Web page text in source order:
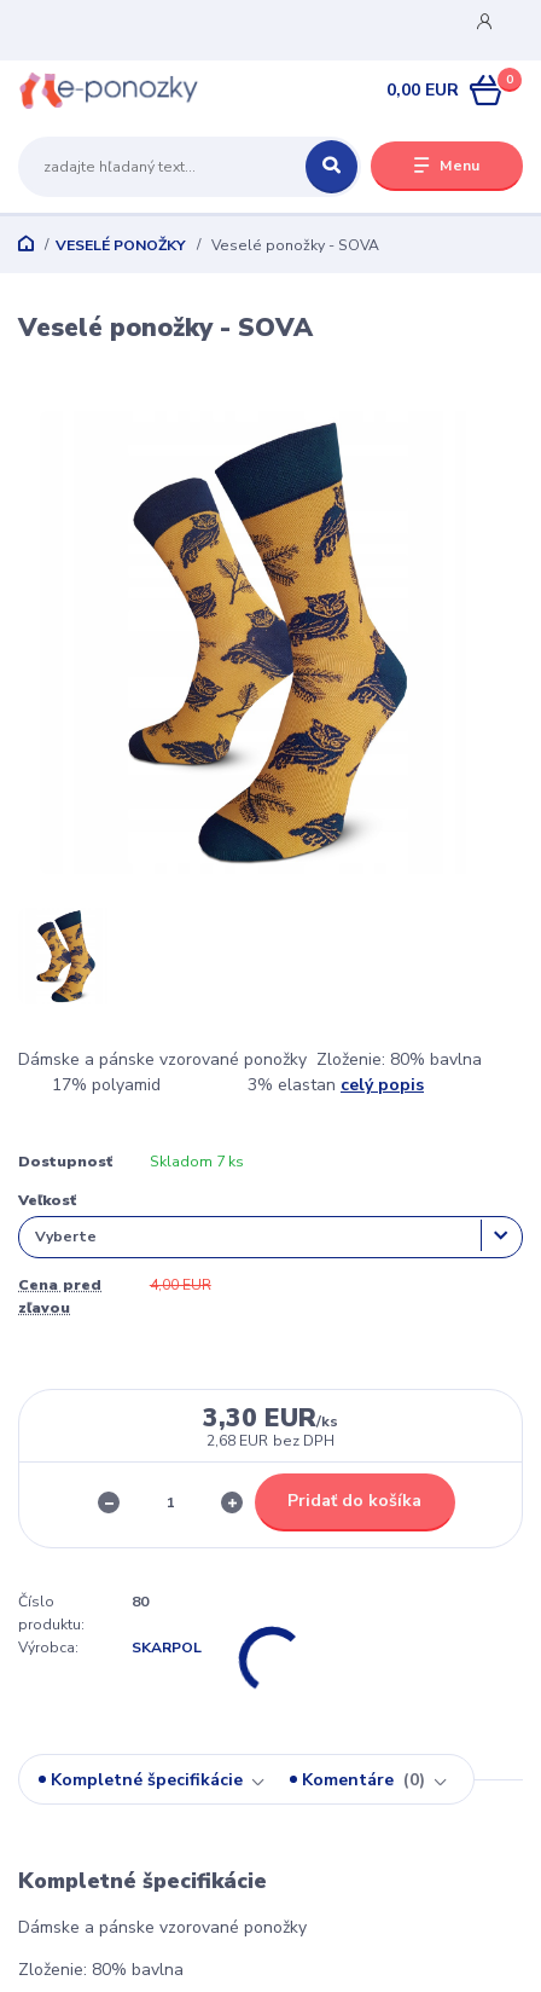
Menu
0
0,00 EUR
VESELÉ PONOŽKY Veselé ponožky - SOVA
Veselé ponožky - SOVA
Dámske a pánske vzorované ponožky Zloženie: 80% bavlna
17% polyamid 3% elastan celý popis
Dostupnosť Skladom 7 ks
Veľkosť
Cena pred
zľavou
4,00 EUR
3,30 EUR/ks
2,68 EUR bez DPH
Pridať do košíka
Číslo
produktu:
80
Výrobca: SKARPOL
Kompletné špecifikácie Komentáre 0
Kompletné špecifikácie
Dámske a pánske vzorované ponožky
Zloženie: 80% bavlna